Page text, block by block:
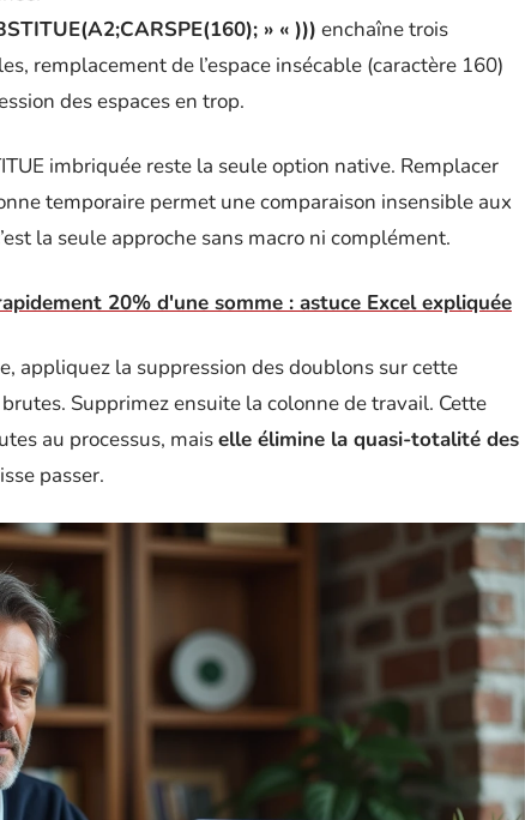
» « ))) enchaîne trois
remplacement de l’espace insécable (caractère 160)
des espaces en trop.
imbriquée reste la seule option native. Remplacer
temporaire permet une comparaison insensible aux
la seule approche sans macro ni complément.
20% d'une somme : astuce Excel expliquée
appliquez la suppression des doublons sur cette
Supprimez ensuite la colonne de travail. Cette
au processus, maiselle élimine la quasi-totalité des
passer.